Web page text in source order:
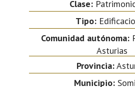
Clase:
Tipo:
Comunidad autónoma:
Asturias
Provincia:
Municipio: